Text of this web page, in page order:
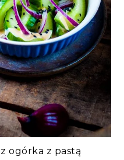
ogórka z pastą